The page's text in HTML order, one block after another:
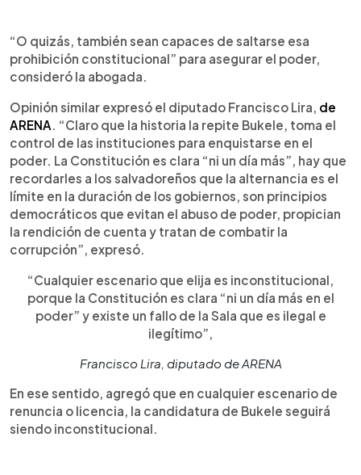
“O quizás, también sean capaces de saltarse esa
prohibición constitucional” para asegurar el poder,
consideró la abogada.
Opinión similar expresó el diputado Francisco Lira, de
ARENA . “Claro que la historia la repite Bukele, toma el
control de las instituciones para enquistarse en el
poder. La Constitución es clara “ni un día más”, hay que
recordarles a los salvadoreños que la alternancia es el
límite en la duración de los gobiernos, son principios
democráticos que evitan el abuso de poder, propician
la rendición de cuenta y tratan de combatir la
corrupción”, expresó.
“Cualquier escenario que elija es inconstitucional,
porque la Constitución es clara “ni un día más en el
poder” y existe un fallo de la Sala que es ilegal e
ilegítimo”,
Francisco Lira, diputado de ARENA
En ese sentido, agregó que en cualquier escenario de
renuncia o licencia, la candidatura de Bukele seguirá
siendo inconstitucional.